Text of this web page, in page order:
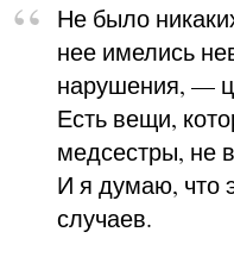
Не было
нее имелись
нарушения, —
Есть вещи,
медсестры, не
И я думаю, что
случаев.